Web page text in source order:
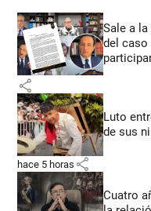
Sale a
del caso
share
Luto
de sus
hace 5 horas share
Cuatro